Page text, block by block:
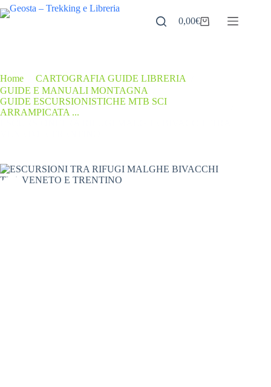
Salta
al
Carrello
0,00€
Home CARTOGRAFIA GUIDE LIBRERIA
GUIDE E MANUALI MONTAGNA
GUIDE ESCURSIONISTICHE MTB SCI
ARRAMPICATA ...